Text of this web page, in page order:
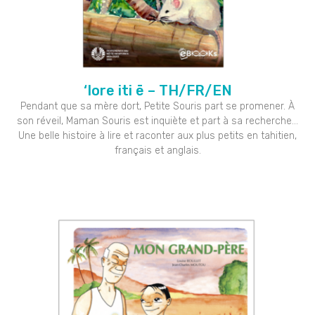
‘Iore iti ē – TH/FR/EN
Pendant que sa mère dort, Petite Souris part se promener. À
son réveil, Maman Souris est inquiète et part à sa recherche…
Une belle histoire à lire et raconter aux plus petits en tahitien,
français et anglais.